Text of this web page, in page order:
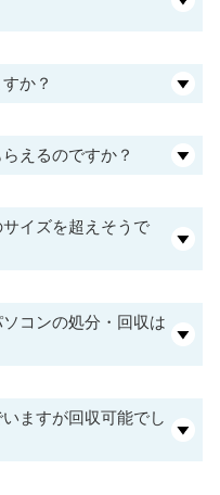
か？
えるのですか？
イズを超えそうで
コンの処分・回収は
ますが回収可能でし